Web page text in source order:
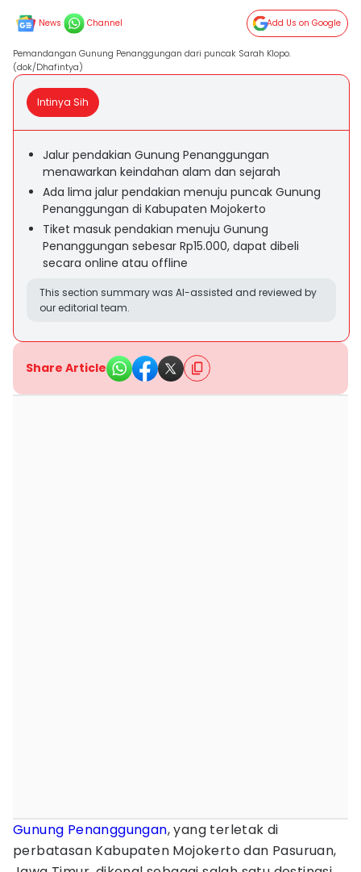
News Channel Add Us on Google
Pemandangan Gunung Penanggungan dari puncak Sarah Klopo.
(dok/Dhafintya)
Intinya Sih
Jalur pendakian Gunung Penanggungan
menawarkan keindahan alam dan sejarah
Ada lima jalur pendakian menuju puncak Gunung
Penanggungan di Kabupaten Mojokerto
Tiket masuk pendakian menuju Gunung
Penanggungan sebesar Rp15.000, dapat dibeli
secara online atau offline
This section summary was AI-assisted and reviewed by
our editorial team.
Share Article
Gunung Penanggungan, yang terletak di
perbatasan Kabupaten Mojokerto dan Pasuruan,